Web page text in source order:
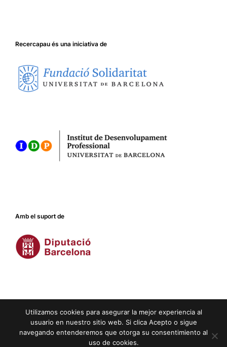
Recercapau és una iniciativa de
Amb el suport de
Crèdits|Avís legal|Privacitat| Cookies
Utilizamos cookies para asegurar la mejor experiencia al
usuario en nuestro sitio web. Si clica Acepto o sigue
navegando entenderemos que otorga su consentimiento al
uso de cookies.